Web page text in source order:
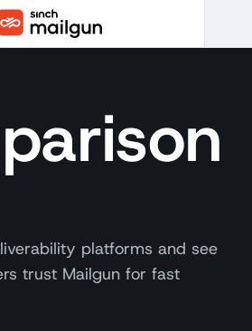
platforms and see
trust Mailgun for fast